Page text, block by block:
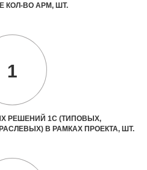
КОЛ-ВО АРМ, ШТ.
1
РЕШЕНИЙ 1С (ТИПОВЫХ,
В РАМКАХ ПРОЕКТА, ШТ.